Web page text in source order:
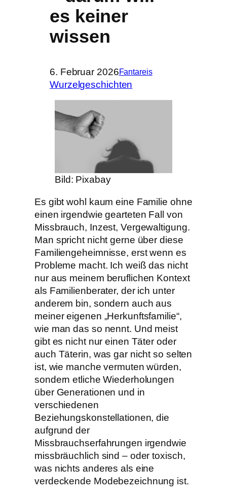
es keiner
wissen
6. Februar 2026Fantareis
Wurzelgeschichten
Bild: Pixabay
Es gibt wohl kaum eine Familie ohne
einen irgendwie gearteten Fall von
Missbrauch, Inzest, Vergewaltigung.
Man spricht nicht gerne über diese
Familiengeheimnisse, erst wenn es
Probleme macht. Ich weiß das nicht
nur aus meinem beruflichen Kontext
als Familienberater, der ich unter
anderem bin, sondern auch aus
meiner eigenen „Herkunftsfamilie“,
wie man das so nennt. Und meist
gibt es nicht nur einen Täter oder
auch Täterin, was gar nicht so selten
ist, wie manche vermuten würden,
sondern etliche Wiederholungen
über Generationen und in
verschiedenen
Beziehungskonstellationen, die
aufgrund der
Missbrauchserfahrungen irgendwie
missbräuchlich sind – oder toxisch,
was nichts anderes als eine
verdeckende Modebezeichnung ist.